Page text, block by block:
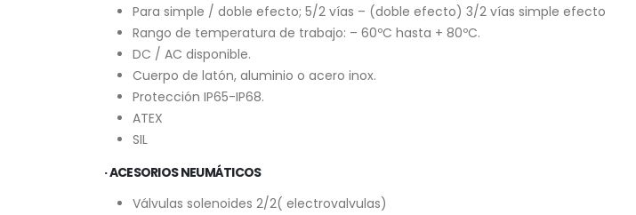
Para simple / doble efecto; 5/2 vías – (doble efecto) 3/2 vías simple efecto
Rango de temperatura de trabajo: – 60ºC hasta + 80ºC.
DC / AC disponible.
Cuerpo de latón, aluminio o acero inox.
Protección IP65-IP68.
ATEX
SIL
· ACESORIOS NEUMÁTICOS
Válvulas solenoides 2/2( electrovalvulas)